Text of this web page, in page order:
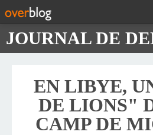
EN LIBYE,
DE LIONS"
CAMP DE